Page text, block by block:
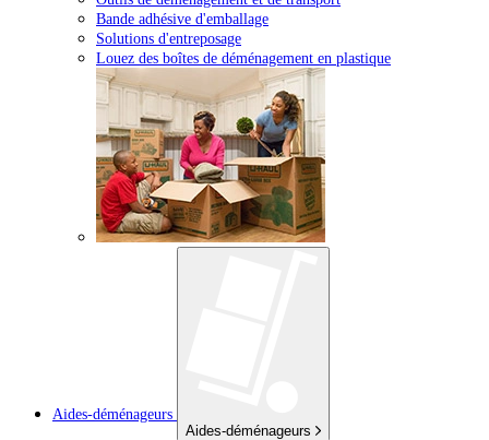
Bande adhésive d'emballage
Solutions d'entreposage
Louez des boîtes de déménagement en plastique
Aides-déménageurs
Aides-déménageurs